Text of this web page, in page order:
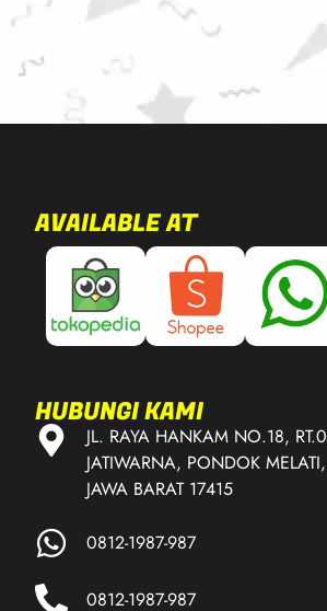
AVAILABLE AT
HUBUNGI KAMI
JL. RAYA HANKAM NO.18,
JATIWARNA, PONDOK
JAWA BARAT 17415
0812-1987-987
0812-1987-987